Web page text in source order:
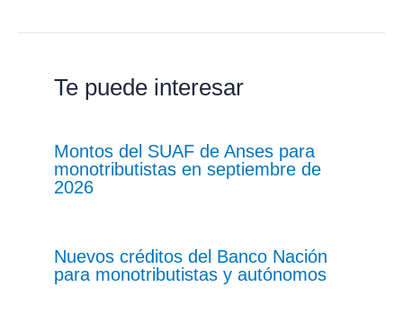
Te puede interesar
Montos del SUAF de Anses para
monotributistas en septiembre de
2026
Nuevos créditos del Banco Nación
para monotributistas y autónomos